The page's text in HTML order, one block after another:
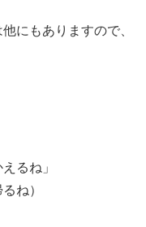
他にもありますので、
るね」
ね）